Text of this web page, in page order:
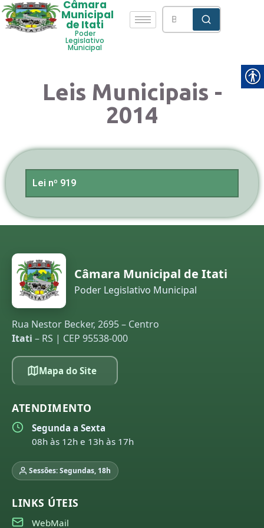
Câmara
Municipal
de Itati
Poder
Legislativo
Municipal
Leis Municipais -
2014
Lei nº 919
Câmara Municipal de Itati
Poder Legislativo Municipal
Rua Nestor Becker, 2695 – Centro
Itati – RS | CEP 95538-000
Mapa do Site
ATENDIMENTO
Segunda a Sexta
08h às 12h e 13h às 17h
Sessões: Segundas, 18h
LINKS ÚTEIS
WebMail